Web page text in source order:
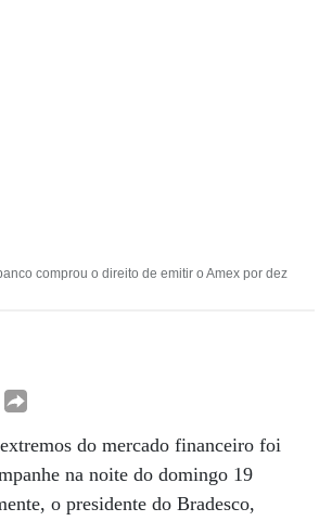
comprou o direito de emitir o Amex por dez
do mercado financeiro foi
na noite do domingo 19
o presidente do Bradesco,